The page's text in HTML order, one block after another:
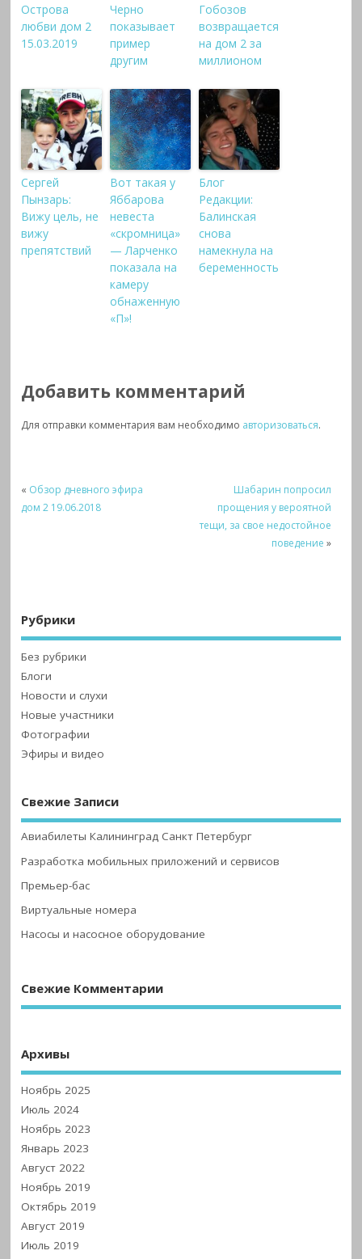
Острова
любви дом 2
15.03.2019
Черно
показывает
пример
другим
Гобозов
возвращается
на дом 2 за
миллионом
Сергей
Пынзарь:
Вижу цель, не
вижу
препятствий
Вот такая у
Яббарова
невеста
«скромница»
— Ларченко
показала на
камеру
обнаженную
«П»!
Блог
Редакции:
Балинская
снова
намекнула на
беременность
Добавить комментарий
Для отправки комментария вам необходимо авторизоваться.
« Обзор дневного эфира
дом 2 19.06.2018
Шабарин попросил
прощения у вероятной
тещи, за свое недостойное
поведение »
Рубрики
Без рубрики
Блоги
Новости и слухи
Новые участники
Фотографии
Эфиры и видео
Свежие Записи
Авиабилеты Калининград Санкт Петербург
Разработка мобильных приложений и сервисов
Премьер-бас
Виртуальные номера
Насосы и насосное оборудование
Свежие Комментарии
Архивы
Ноябрь 2025
Июль 2024
Ноябрь 2023
Январь 2023
Август 2022
Ноябрь 2019
Октябрь 2019
Август 2019
Июль 2019